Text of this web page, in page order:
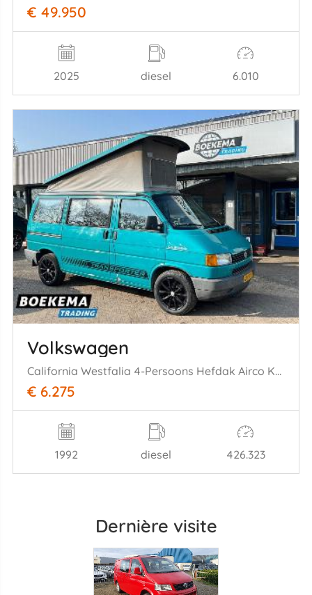
€ 49.950
2025 diesel 6.010
Volkswagen
California Westfalia 4-Persoons Hefdak Airco Koelkast
€ 6.275
1992 diesel 426.323
Dernière visite